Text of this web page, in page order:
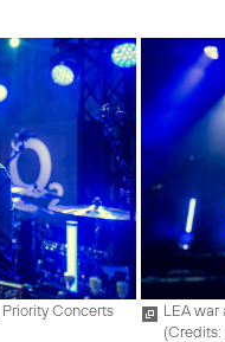
Priority Concerts
LEA war
(Credits: